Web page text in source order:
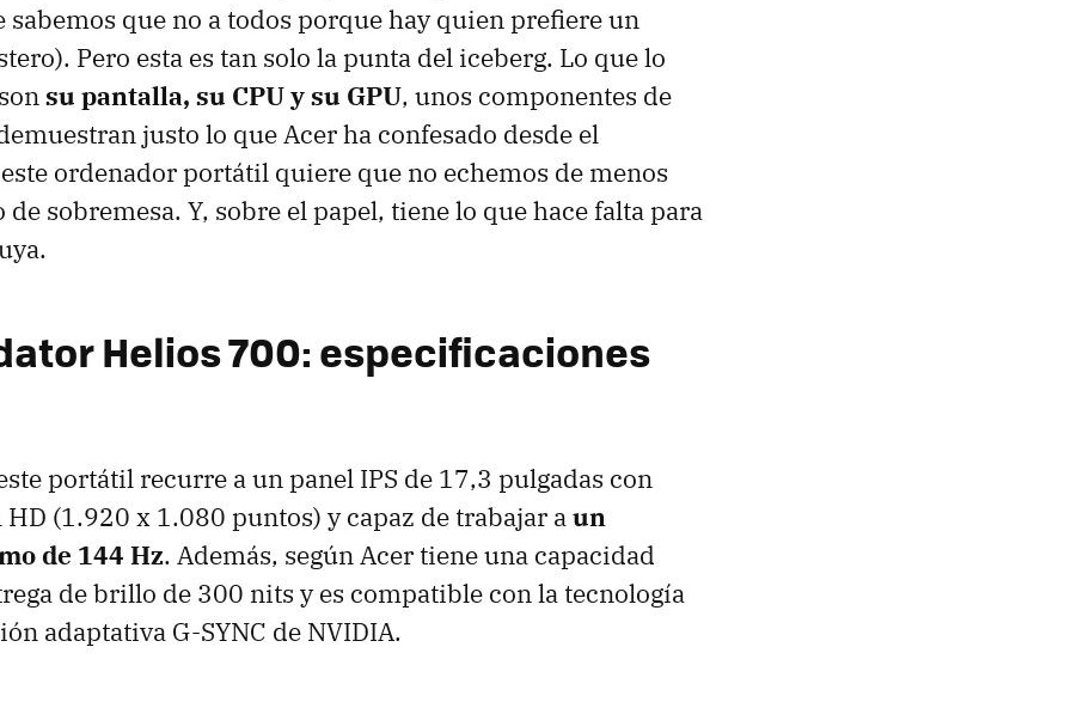
sabemos que no a todos porque hay quien prefiere un
Pero esta es tan solo la punta del iceberg. Lo que lo
su pantalla, su CPU y su GPU, unos componentes de
justo lo que Acer ha confesado desde el
ordenador portátil quiere que no echemos de menos
sobremesa. Y, sobre el papel, tiene lo que hace falta para
Helios 700: especificaciones
portátil recurre a un panel IPS de 17,3 pulgadas con
(1.920 x 1.080 puntos) y capaz de trabajar aun
de 144 Hz. Además, según Acer tiene una capacidad
de brillo de 300 nits y es compatible con la tecnología
adaptativa G-SYNC de NVIDIA.